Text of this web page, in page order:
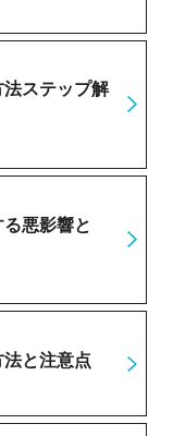
ステップ解
悪影響と
と注意点